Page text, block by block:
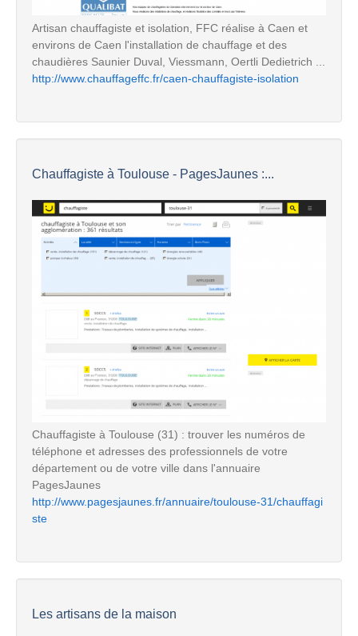
Artisan chauffagiste et isolation, FFC réalise à Caen et
environs de Caen l'installation de chauffage et des
chaudières Saunier Duval, Viessmann, Oertli Dedietrich ...
http://www.chauffageffc.fr/caen-chauffagiste-isolation
Chauffagiste à Toulouse - PagesJaunes :...
Chauffagiste à Toulouse (31) : trouver les numéros de
téléphone et adresses des professionnels de votre
département ou de votre ville dans l'annuaire
PagesJaunes
http://www.pagesjaunes.fr/annuaire/toulouse-31/chauffagi
ste
Les artisans de la maison